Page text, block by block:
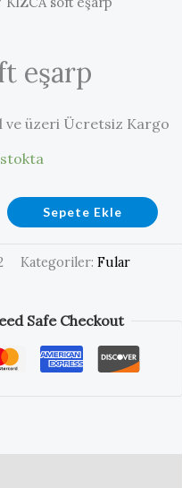
eşarp
ve üzeri Ücretsiz Kargo
Sepete Ekle
Kategoriler:Fular
Safe Checkout